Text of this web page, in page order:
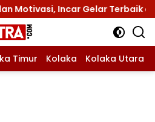
Incar Gelar Terbaik di Sultra
Timur Kolaka Kolaka Utara